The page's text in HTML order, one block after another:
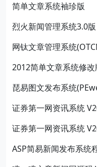
简单文章系统袖珍版
烈火新闻管理系统3.0版
网钛文章管理系统
2012简单文章系统修改
琵易图文发布系统
证券第一网资讯系统
证券第一网资讯系统
ASP简易新闻发布系统